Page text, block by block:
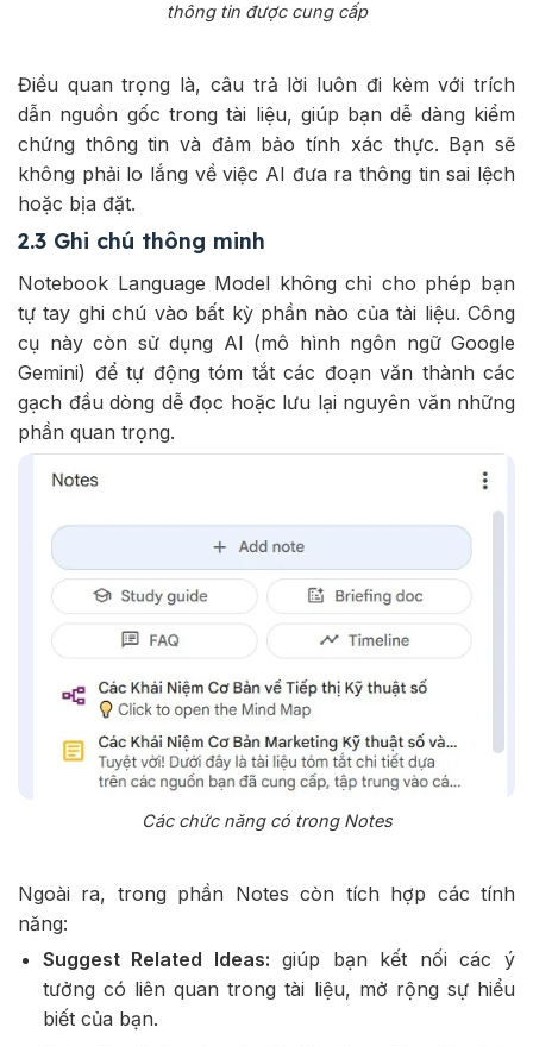
thông tin được cung cấp
Điều quan trọng là, câu trả lời luôn đi kèm với trích
dẫn nguồn gốc trong tài liệu, giúp bạn dễ dàng kiểm
chứng thông tin và đảm bảo tính xác thực. Bạn sẽ
không phải lo lắng về việc AI đưa ra thông tin sai lệch
hoặc bịa đặt.
2.3 Ghi chú thông minh
Notebook Language Model không chỉ cho phép bạn
tự tay ghi chú vào bất kỳ phần nào của tài liệu. Công
cụ này còn sử dụng AI (mô hình ngôn ngữ Google
Gemini) để tự động tóm tắt các đoạn văn thành các
gạch đầu dòng dễ đọc hoặc lưu lại nguyên văn những
phần quan trọng.
Các chức năng có trong Notes
Ngoài ra, trong phần Notes còn tích hợp các tính
năng:
Suggest Related Ideas: giúp bạn kết nối các ý
tưởng có liên quan trong tài liệu, mở rộng sự hiểu
biết của bạn.